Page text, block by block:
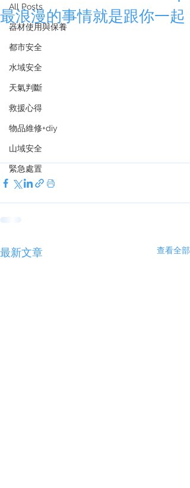
All Posts
器材使用與保養
都市安全
水域安全
天氣判斷
救援心得
物品維修+diy
山域安全
緊急處置
最浪漫的事情就是跟你一起
最新文章 查看全部